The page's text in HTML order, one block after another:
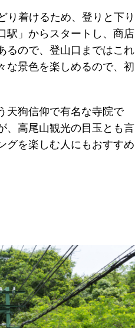
り着けるため、登りと下り
駅」からスタートし、商店
るので、登山口まではこれ
な景色を楽しめるので、初
天狗信仰で有名な寺院で
、高尾山観光の目玉とも言
グを楽しむ人にもおすすめ